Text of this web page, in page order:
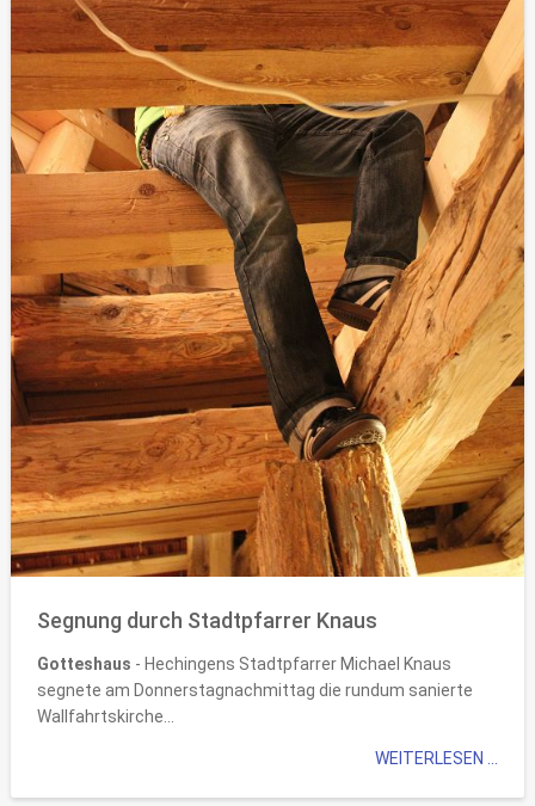
Segnung durch Stadtpfarrer Knaus
Gotteshaus - Hechingens Stadtpfarrer Michael Knaus
segnete am Donnerstagnachmittag die rundum sanierte
Wallfahrtskirche...
WEITERLESEN ...